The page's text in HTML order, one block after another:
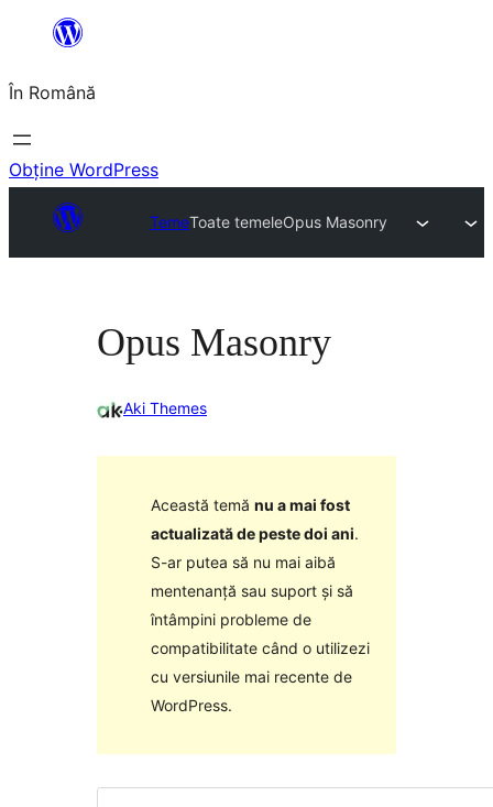
conținut
În Română
Obține WordPress
TemeToate temeleOpus Masonry
Opus Masonry
Aki Themes
Această temă nu a mai fost
actualizată de peste doi ani.
S-ar putea să nu mai aibă
mentenanță sau suport și să
întâmpini probleme de
compatibilitate când o utilizezi
cu versiunile mai recente de
WordPress.